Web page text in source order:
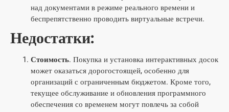
над документами в режиме реального времени и
беспрепятственно проводить виртуальные встречи.
Недостатки:
Стоимость. Покупка и установка интерактивных досок
может оказаться дорогостоящей, особенно для
организаций с ограниченным бюджетом. Кроме того,
текущее обслуживание и обновления программного
обеспечения со временем могут повлечь за собой